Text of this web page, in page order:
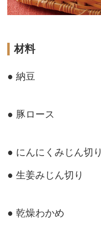
材料
● 納豆
● 豚ロース
● にんにくみじん切り
● 生姜みじん切り
● 乾燥わかめ